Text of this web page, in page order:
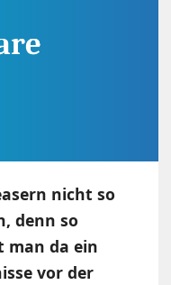
nicht so
denn so
man da ein
vor der